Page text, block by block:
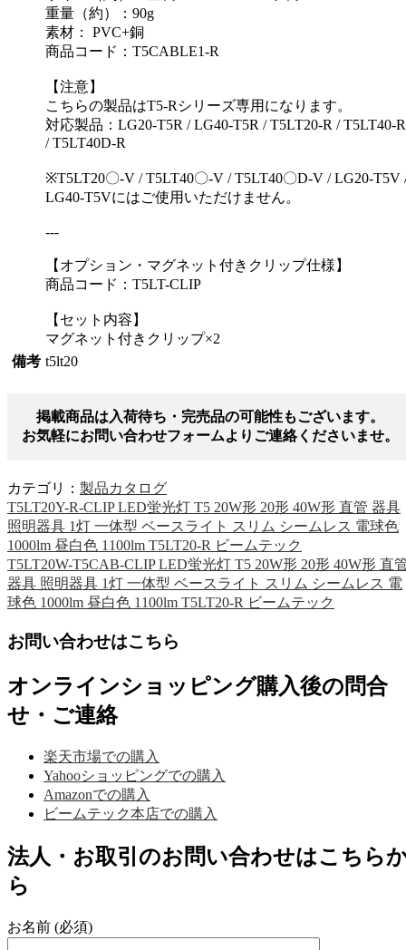
重量（約）：90g
素材： PVC+銅
商品コード：T5CABLE1-R
【注意】
こちらの製品はT5-Rシリーズ専用になります。
対応製品：LG20-T5R / LG40-T5R / T5LT20-R / T5LT40-R
/ T5LT40D-R
※T5LT20〇-V / T5LT40〇-V / T5LT40〇D-V / LG20-T5V
LG40-T5Vにはご使用いただけません。
---
【オプション・マグネット付きクリップ仕様】
商品コード：T5LT-CLIP
【セット内容】
マグネット付きクリップ×2
備考 t5lt20
掲載商品は入荷待ち・完売品の可能性もございます。
お気軽にお問い合わせフォームよりご連絡くださいませ。
カテゴリ： 製品カタログ
T5LT20Y-R-CLIP LED蛍光灯 T5 20W形 20形 40W形 直管 器具
照明器具 1灯 一体型 ベースライト スリム シームレス 電球色
1000lm 昼白色 1100lm T5LT20-R ビームテック
T5LT20W-T5CAB-CLIP LED蛍光灯 T5 20W形 20形 40W形 直
器具 照明器具 1灯 一体型 ベースライト スリム シームレス 電
球色 1000lm 昼白色 1100lm T5LT20-R ビームテック
お問い合わせはこちら
オンラインショッピング購入後の問合
せ・ご連絡
楽天市場での購入
Yahooショッピングでの購入
Amazonでの購入
ビームテック本店での購入
法人・お取引のお問い合わせはこちら
ら
お名前 (必須)